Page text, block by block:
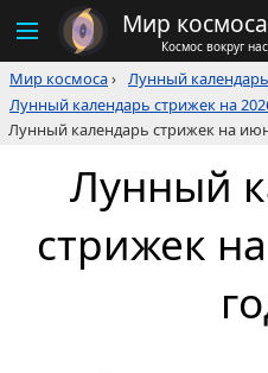
Мир космоса
Космос вокруг нас
Мир космоса› Лунный календарь
Лунный календарь стрижек на
Лунный календарь стрижек на
Лунный
стрижек